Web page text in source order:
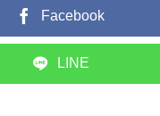
Facebook
LINE